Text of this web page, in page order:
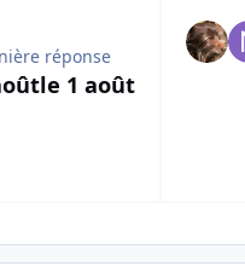
réponse
le 1 août
topic overview